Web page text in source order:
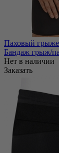
Паховый
Бандаж грыж/
Нет в наличии
Заказать